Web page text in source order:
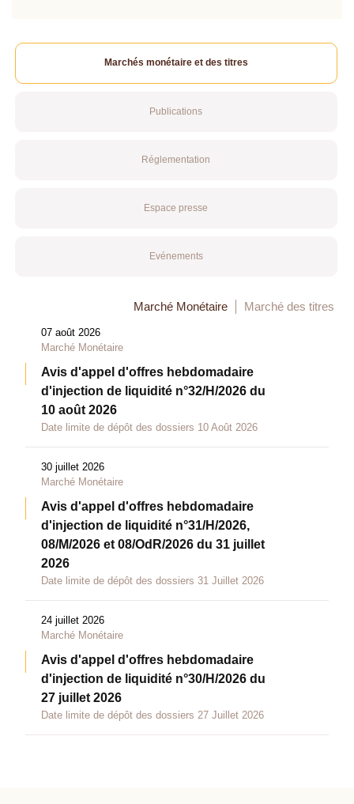
Marchés monétaire et des titres
Publications
Réglementation
Espace presse
Evénements
Marché Monétaire Marché des titres
07 août 2026
Marché Monétaire
Avis d'appel d'offres hebdomadaire
d'injection de liquidité n°32/H/2026 du
10 août 2026
Date limite de dépôt des dossiers 10 Août 2026
30 juillet 2026
Marché Monétaire
Avis d'appel d'offres hebdomadaire
d'injection de liquidité n°31/H/2026,
08/M/2026 et 08/OdR/2026 du 31 juillet
2026
Date limite de dépôt des dossiers 31 Juillet 2026
24 juillet 2026
Marché Monétaire
Avis d'appel d'offres hebdomadaire
d'injection de liquidité n°30/H/2026 du
27 juillet 2026
Date limite de dépôt des dossiers 27 Juillet 2026